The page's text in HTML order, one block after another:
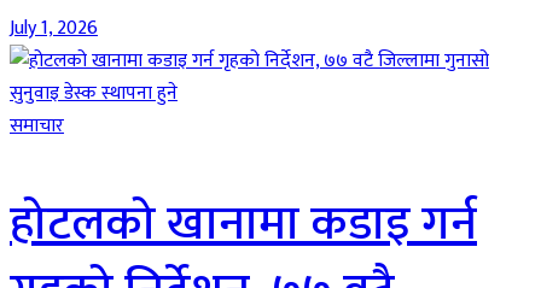
July 1, 2026
समाचार
होटलको खानामा कडाइ गर्न